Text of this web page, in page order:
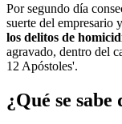
Por segundo día
suerte del empresario
los delitos de
agravado, dentro del
12 Apóstoles'.
¿Qué se